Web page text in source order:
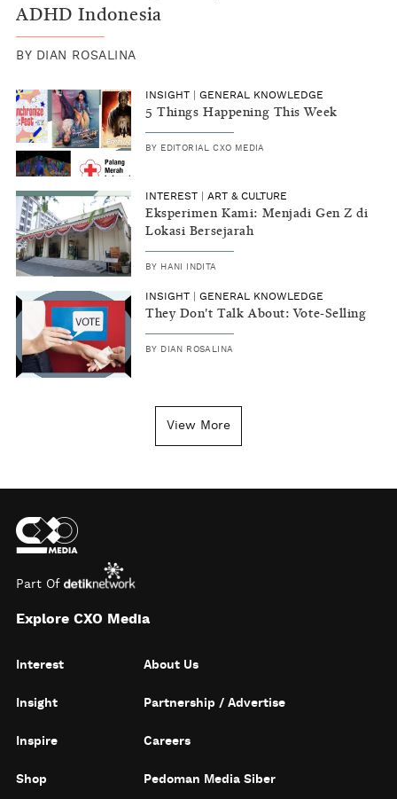
ADHD Indonesia
BY DIAN ROSALINA
INSIGHT GENERAL KNOWLEDGE
5 Things Happening This Week
BY EDITORIAL CXO MEDIA
INTEREST ART & CULTURE
Eksperimen Kami: Menjadi Gen Z di
Lokasi Bersejarah
BY HANI INDITA
INSIGHT GENERAL KNOWLEDGE
They Don't Talk About: Vote-Selling
BY DIAN ROSALINA
View More
Part Of
Explore CXO Media
Interest
Insight
Inspire
Shop
About Us
Partnership / Advertise
Careers
Pedoman Media Siber